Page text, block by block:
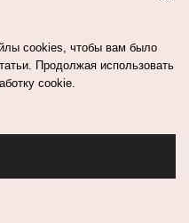
в спорте
фитнес
cookies, чтобы вам было
Продолжая использовать
cookie.